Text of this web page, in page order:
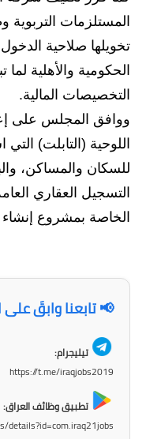
المستلزمات
تخويلها صلاحية الدخول
الحكومية والأهلية
التخصيصات المالية.
ووافق المجلس على
اللوحية (التابلت)
التسجيل العقاري
الخاصة بمشروع إنشاء
📢 تابعنا وابقَ على
تيليجرام:
https://t.me/iraqjobs2019
تطبيق وظائف العراق:
details?id=com.iraq21jobs